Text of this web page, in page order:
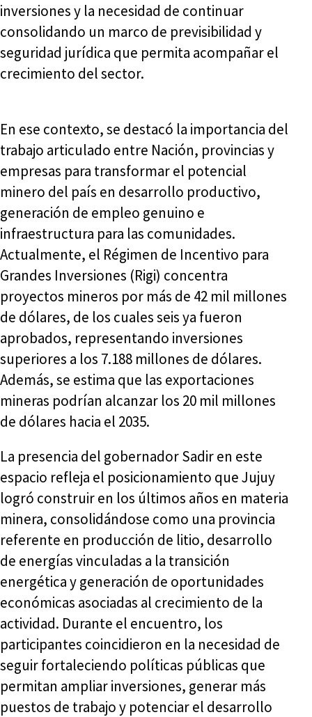
inversiones y la necesidad de continuar
consolidando un marco de previsibilidad y
seguridad jurídica que permita acompañar el
crecimiento del sector.
En ese contexto, se destacó la importancia del
trabajo articulado entre Nación, provincias y
empresas para transformar el potencial
minero del país en desarrollo productivo,
generación de empleo genuino e
infraestructura para las comunidades.
Actualmente, el Régimen de Incentivo para
Grandes Inversiones (Rigi) concentra
proyectos mineros por más de 42 mil millones
de dólares, de los cuales seis ya fueron
aprobados, representando inversiones
superiores a los 7.188 millones de dólares.
Además, se estima que las exportaciones
mineras podrían alcanzar los 20 mil millones
de dólares hacia el 2035.
La presencia del gobernador Sadir en este
espacio refleja el posicionamiento que Jujuy
logró construir en los últimos años en materia
minera, consolidándose como una provincia
referente en producción de litio, desarrollo
de energías vinculadas a la transición
energética y generación de oportunidades
económicas asociadas al crecimiento de la
actividad. Durante el encuentro, los
participantes coincidieron en la necesidad de
seguir fortaleciendo políticas públicas que
permitan ampliar inversiones, generar más
puestos de trabajo y potenciar el desarrollo